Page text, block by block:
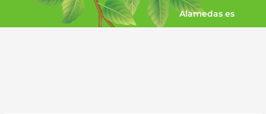
Alamedas es